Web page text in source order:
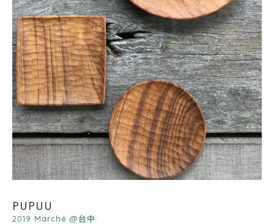
PUPUU
2019 Marché @台中